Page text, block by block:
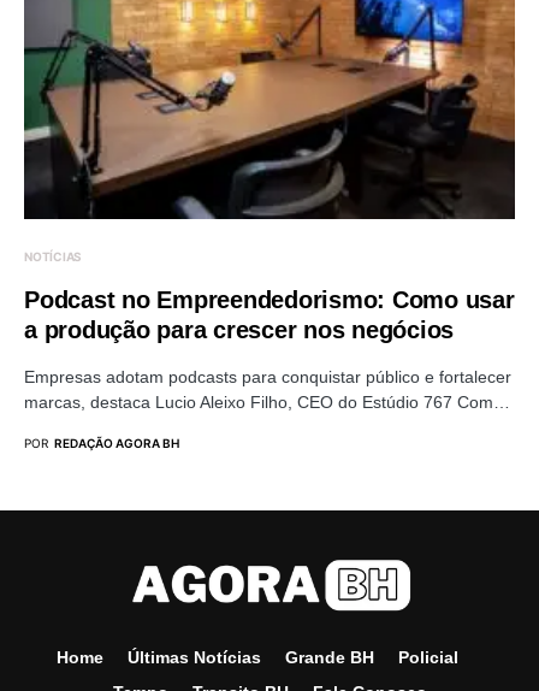
NOTÍCIAS
Podcast no Empreendedorismo: Como usar
a produção para crescer nos negócios
Empresas adotam podcasts para conquistar público e fortalecer
marcas, destaca Lucio Aleixo Filho, CEO do Estúdio 767 Com…
POR REDAÇÃO AGORA BH
Home Últimas Notícias Grande BH
Policial